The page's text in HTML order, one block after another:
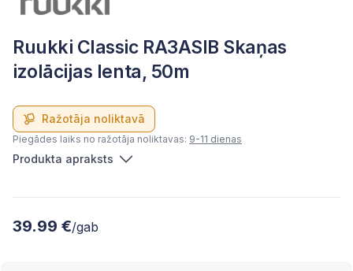
Ruukki Classic RA3ASIB Skaņas
izolācijas lenta, 50m
Ražotāja noliktavā
Piegādes laiks no ražotāja noliktavas: 9-11 dienas
Produkta apraksts
39.99 €/gab